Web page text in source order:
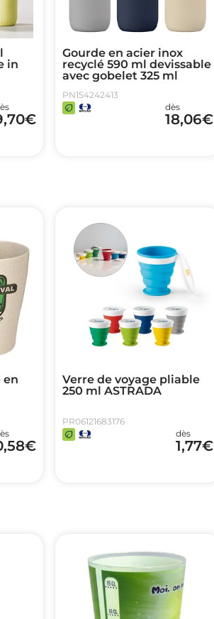
in
€
Gourde en acier inox
recyclé 590 ml devissable
avec gobelet 325 ml
PN154242413
dès
18,06€
en
€
Verre de voyage pliable
250 ml ASTRADA
PR06121683176
dès
1,77€